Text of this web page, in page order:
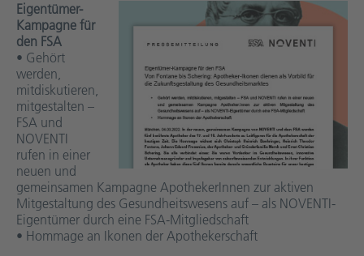
Eigentümer-
Kampagne für
den FSA
• Gehört
werden,
mitdiskutieren,
mitgestalten –
FSA und
NOVENTI
rufen in einer
neuen und
gemeinsamen Kampagne ApothekerInnen zur aktiven
Mitgestaltung des Gesundheitswesens auf – als NOVENTI-
Eigentümer durch eine FSA-Mitgliedschaft
• Hommage an Ikonen der Apothekerschaft